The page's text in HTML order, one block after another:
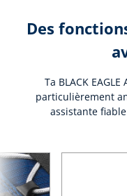
Des
Ta BLACK
particulièrement
assistante